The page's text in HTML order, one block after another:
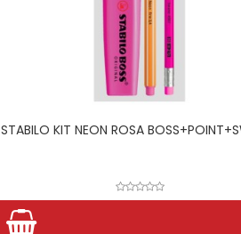
STABILO KIT NEON ROSA